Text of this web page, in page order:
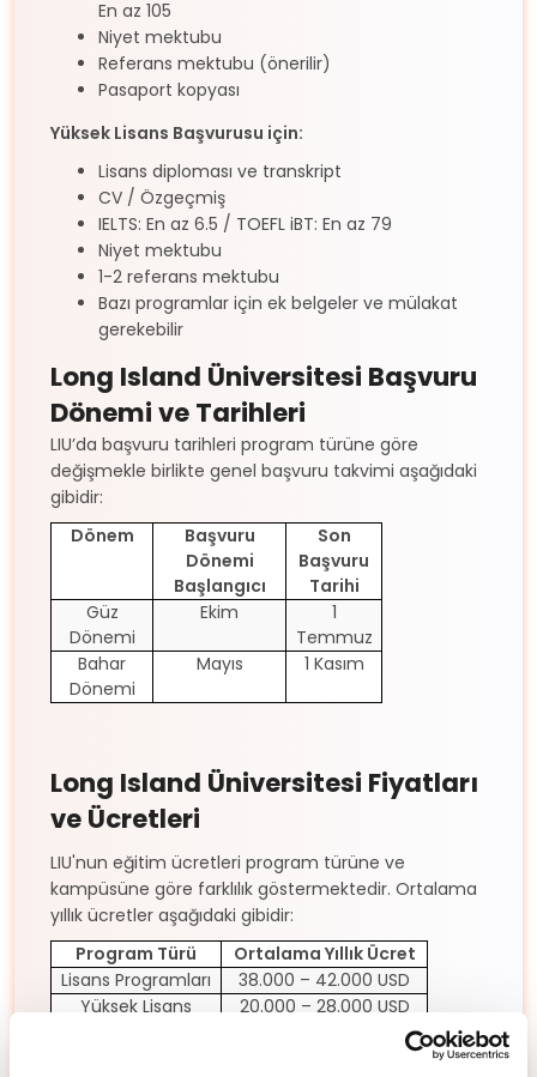
En az 105
Niyet mektubu
Referans mektubu (önerilir)
Pasaport kopyası
Yüksek Lisans Başvurusu için:
Lisans diploması ve transkript
CV / Özgeçmiş
IELTS: En az 6.5 / TOEFL iBT: En az 79
Niyet mektubu
1-2 referans mektubu
Bazı programlar için ek belgeler ve mülakat
gerekebilir
Long Island Üniversitesi Başvuru
Dönemi ve Tarihleri
LIU’da başvuru tarihleri program türüne göre
değişmekle birlikte genel başvuru takvimi aşağıdaki
gibidir:
Dönem
Başvuru
Dönemi
Başlangıcı
Son
Başvuru
Tarihi
Güz
Dönemi
Ekim
1
Temmuz
Bahar
Dönemi
Mayıs 1 Kasım
Long Island Üniversitesi Fiyatları
ve Ücretleri
LIU'nun eğitim ücretleri program türüne ve
kampüsüne göre farklılık göstermektedir. Ortalama
yıllık ücretler aşağıdaki gibidir:
Program Türü
Ortalama Yıllık Ücret
Lisans Programları
38.000 – 42.000 USD
Yüksek Lisans
20.000 – 28.000 USD